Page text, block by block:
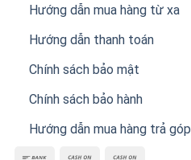
Hướng dẫn mua hàng từ xa
Hướng dẫn thanh toán
Chính sách bảo mật
Chính sách bảo hành
Hướng dẫn mua hàng trả góp